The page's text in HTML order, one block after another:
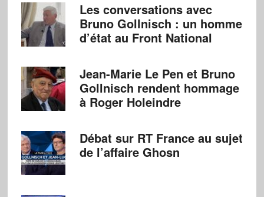
Les conversations avec
Bruno Gollnisch : un homme
d’état au Front National
Jean-Marie Le Pen et Bruno
Gollnisch rendent hommage
à Roger Holeindre
Débat sur RT France au sujet
de l’affaire Ghosn